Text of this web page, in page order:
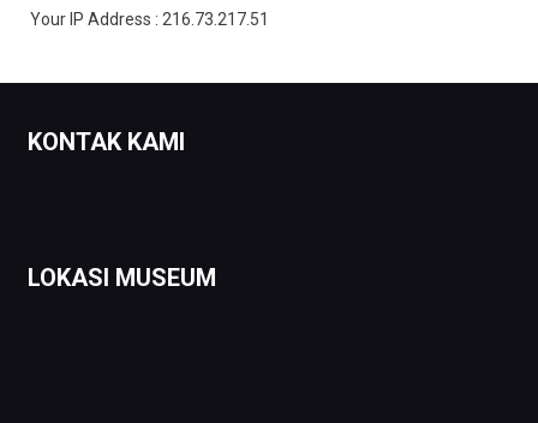
Your IP Address : 216.73.217.51
KONTAK KAMI
LOKASI MUSEUM